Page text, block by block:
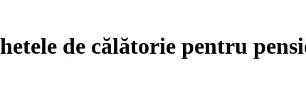
de călătorie pentru